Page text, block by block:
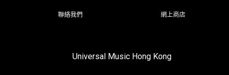
聯絡我們 網上商店
Universal Music Hong Kong